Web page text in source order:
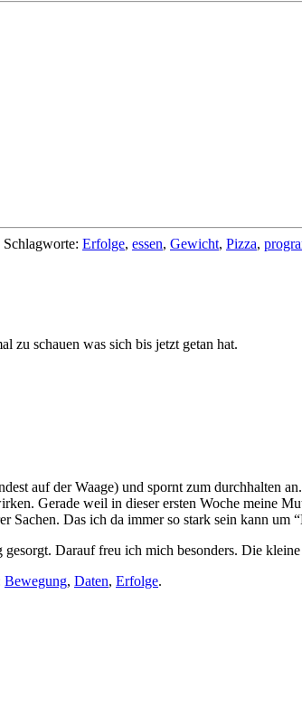
Erfolge, essen, Gewicht, Pizza,
zu schauen was sich bis jetzt getan hat.
auf der Waage) und spornt zum durchhalten
Gerade weil in dieser ersten Woche meine
Das ich da immer so stark sein kann um
Darauf freu ich mich besonders. Die
Bewegung, Daten, Erfolge.